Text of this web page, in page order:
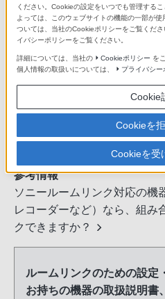
本サイトでの情報提供
をもちまして終了させ
参考情報
ソニールームリンク対応の機
レコーダーなど）なら、組み
クできますか？
ルームリンクのための設定
お持ちの機器の取扱説明書
ください。Cookieの設定をいつでも管理する
よっては、このウェブサイトの機能の一部が
ついては、当社のCookieポリシーをご覧くだ
イバシーポリシーをご覧ください。
詳細については、当社の Cookieポリシー を
個人情報の取扱いについては、
プライバシー
Cookie
Cookieを
Cookieを受